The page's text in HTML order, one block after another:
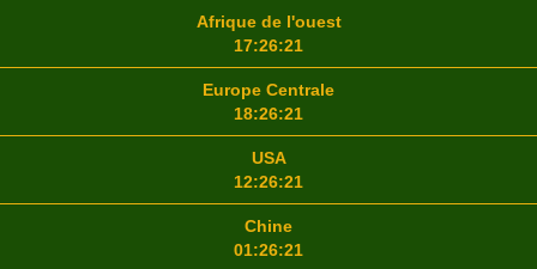
Afrique de l'ouest
17:26:21
Europe Centrale
18:26:21
USA
12:26:21
Chine
01:26:21